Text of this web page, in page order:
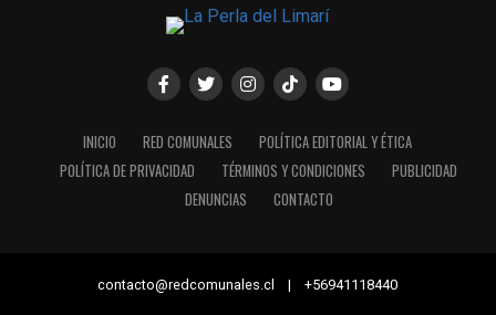
INICIO RED COMUNALES
POLÍTICA EDITORIAL Y ÉTICA
POLÍTICA DE PRIVACIDAD
TÉRMINOS Y CONDICIONES
PUBLICIDAD
DENUNCIAS
CONTACTO
contacto@redcomunales.cl | +56941118440